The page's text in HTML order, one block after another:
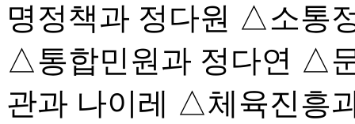
명정책과 정다원 △소통
△통합민원과 정다연 △
관과 나이레 △체육진흥